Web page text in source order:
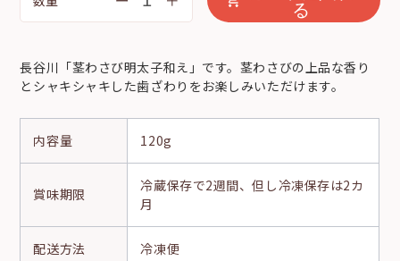
る
長谷川「茎わさび明太子和え」です。茎わさびの上品な香り
とシャキシャキした歯ざわりをお楽しみいただけます。
内容量 120g
賞味期限
冷蔵保存で2週間、但し冷凍保存は2カ
月
配送方法 冷凍便